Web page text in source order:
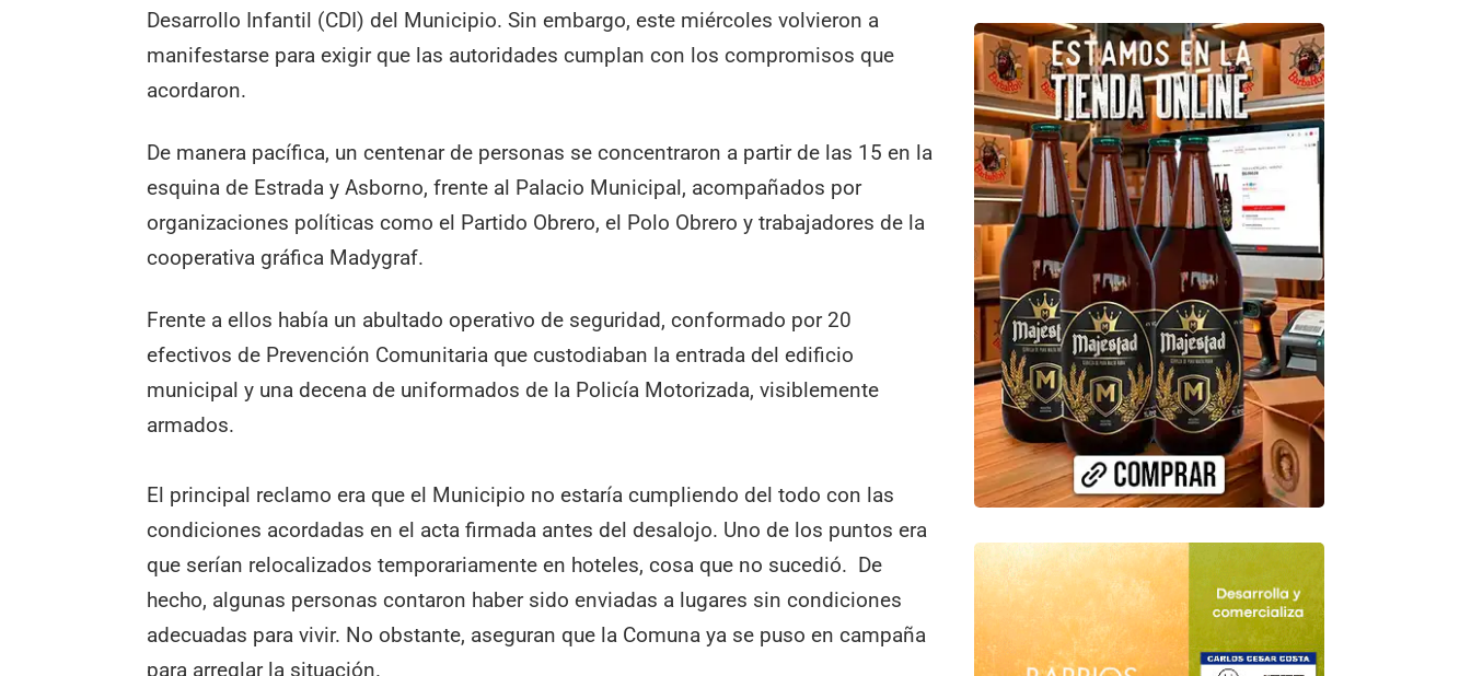
Desarrollo Infantil (CDI) del Municipio. Sin embargo, este miércoles volvieron a
manifestarse para exigir que las autoridades cumplan con los compromisos que
acordaron.
De manera pacífica, un centenar de personas se concentraron a partir de las 15 en la
esquina de Estrada y Asborno, frente al Palacio Municipal, acompañados por
organizaciones políticas como el Partido Obrero, el Polo Obrero y trabajadores de la
cooperativa gráfica Madygraf.
Frente a ellos había un abultado operativo de seguridad, conformado por 20
efectivos de Prevención Comunitaria que custodiaban la entrada del edificio
municipal y una decena de uniformados de la Policía Motorizada, visiblemente
armados.
El principal reclamo era que el Municipio no estaría cumpliendo del todo con las
condiciones acordadas en el acta firmada antes del desalojo. Uno de los puntos era
que serían relocalizados temporariamente en hoteles, cosa que no sucedió. De
hecho, algunas personas contaron haber sido enviadas a lugares sin condiciones
adecuadas para vivir. No obstante, aseguran que la Comuna ya se puso en campaña
para arreglar la situación.